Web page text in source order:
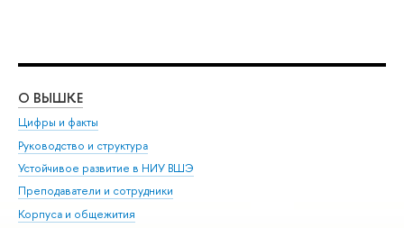
О ВЫШКЕ
Цифры и факты
Руководство и структура
Устойчивое развитие в НИУ ВШЭ
Преподаватели и сотрудники
Корпуса и общежития